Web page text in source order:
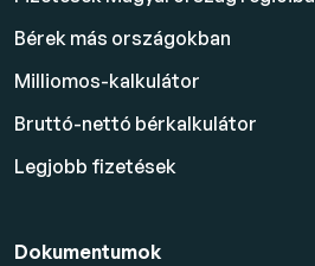
Bérek más országokban
Milliomos-kalkulátor
Bruttó-nettó bérkalkulátor
Legjobb fizetések
Dokumentumok